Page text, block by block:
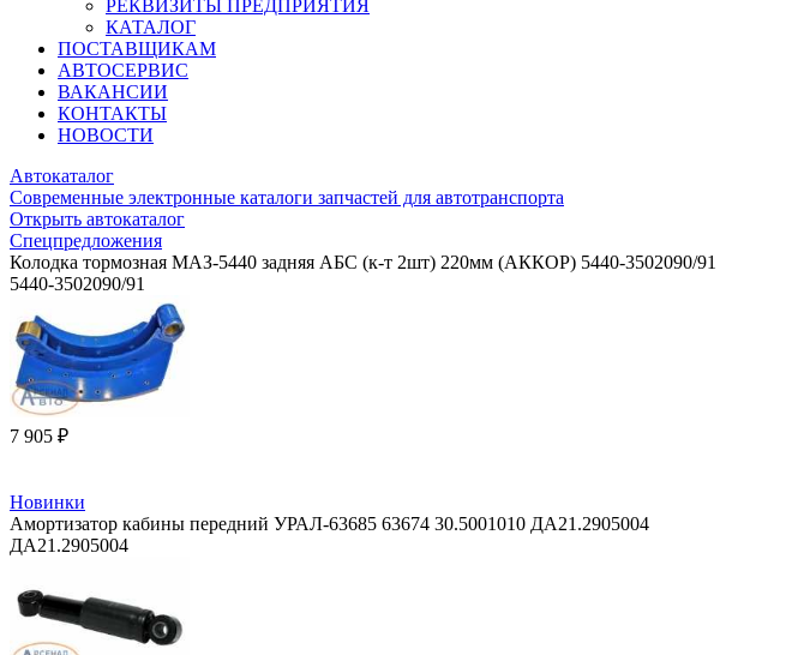
РЕКВИЗИТЫ ПРЕДПРИЯТИЯ
КАТАЛОГ
ПОСТАВЩИКАМ
АВТОСЕРВИС
ВАКАНСИИ
КОНТАКТЫ
НОВОСТИ
Автокаталог
Современные электронные каталоги запчастей для автотранспорта
Открыть автокаталог
Спецпредложения
Колодка тормозная МАЗ-5440 задняя АБС (к-т 2шт) 220мм (АККОР) 5440-3502090/91
5440-3502090/91
7 905 ₽
Новинки
Амортизатор кабины передний УРАЛ-63685 63674 30.5001010 ДА21.2905004
ДА21.2905004